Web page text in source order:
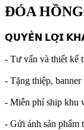
ĐÓA
𝗤𝗨𝗬𝗘̂̀𝗡 𝗟𝗢̛̣𝗜
- Tư vấn và thiết kế
- Tặng thiệp,
- Miễn phí ship khu
- Gửi ảnh sản phẩm